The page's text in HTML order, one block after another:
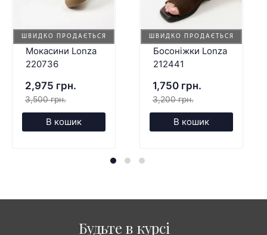
ШВИДКО ПРОДАЄТЬСЯ
Мокасини Lonza
220736
2,975 грн.
3,500 грн.
В кошик
ШВИДКО ПРОДАЄТЬСЯ
Босоніжки Lonza
212441
1,750 грн.
3,200 грн.
В кошик
Будьте в курсі